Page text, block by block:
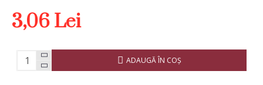
3,06 Lei
ADAUGĂ ÎN COŞ